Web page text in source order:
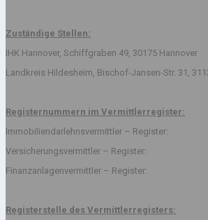
Zuständige Stellen:
IHK Hannover, Schiffgraben 49, 30175 Hannover
Landkreis Hildesheim, Bischof-Jansen-Str. 31,
Registernummern im Vermittlerregister:
Immobiliendarlehnsvermittler – Register:
Versicherungsvermittler – Register:
Finanzanlagenvermittler – Register:
Registerstelle des Vermittlerregisters: